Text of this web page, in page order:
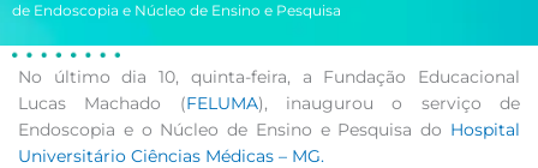
de Endoscopia e Núcleo de Ensino e Pesquisa
No último dia 10, quinta-feira, a Fundação Educacional
Lucas Machado (FELUMA), inaugurou o serviço de
Endoscopia e o Núcleo de Ensino e Pesquisa do Hospital
Universitário Ciências Médicas – MG.